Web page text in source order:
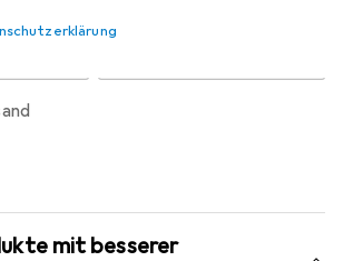
mit besserer